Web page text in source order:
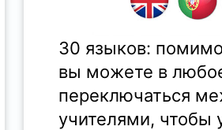
30 языков:
вы можете в
переключаться
учителями, чтобы